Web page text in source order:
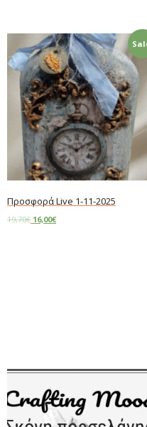
Προσφορά Live 1-11-2025
19,70€ 16,00€